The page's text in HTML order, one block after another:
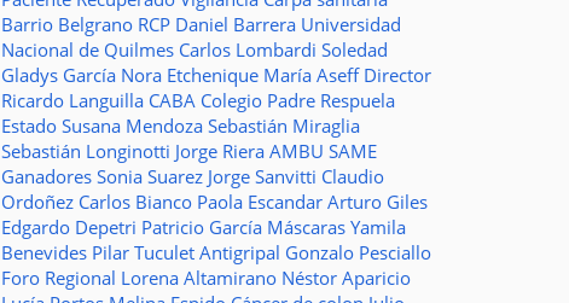
Barrio Belgrano RCP Daniel Barrera Universidad
Nacional de Quilmes Carlos Lombardi Soledad
Gladys García Nora Etchenique María Aseff Director
Ricardo Languilla CABA Colegio Padre Respuela
Estado Susana Mendoza Sebastián Miraglia
Sebastián Longinotti Jorge Riera AMBU SAME
Ganadores Sonia Suarez Jorge Sanvitti Claudio
Ordoñez Carlos Bianco Paola Escandar Arturo Giles
Edgardo Depetri Patricio García Máscaras Yamila
Benevides Pilar Tuculet Antigripal Gonzalo Pesciallo
Foro Regional Lorena Altamirano Néstor Aparicio